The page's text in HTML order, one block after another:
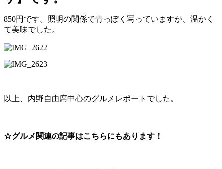
850円です。照明の関係で青っぽく写っていますが、温かく
て美味でした。
以上、内野自由席中心のグルメレポートでした。
☆グルメ関連の記事はこちらにもあります！